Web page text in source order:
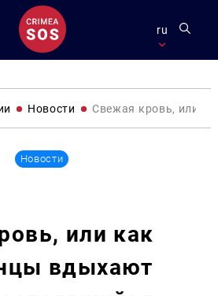
ru
Новости Свежая кровь, или
Новости
или как
вдыхают